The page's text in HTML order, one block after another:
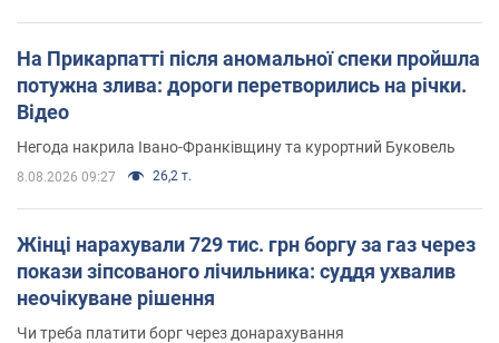
На Прикарпатті після аномальної спеки пройшла
потужна злива: дороги перетворились на річки.
Відео
Негода накрила Івано-Франківщину та курортний Буковель
8.08.2026 09:27 26,2 т.
Жінці нарахували 729 тис. грн боргу за газ через
покази зіпсованого лічильника: суддя ухвалив
неочікуване рішення
Чи треба платити борг через донарахування